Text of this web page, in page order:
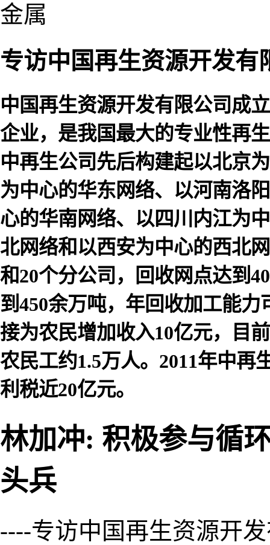
专访中国再生资源开发
中国再生资源开发有限公司成
企业，是我国最大的专业性再
中再生公司先后构建起以北京
为中心的华东网络、以河南洛
心的华南网络、以四川内江为
北网络和以西安为中心的西北
和20个分公司，回收网点达到
到450余万吨，年回收加工能
接为农民增加收入10亿元，目
农民工约1.5万人。2011年中再
利税近20亿元。
林加冲: 积极参与循
头兵
----专访中国再生资源开